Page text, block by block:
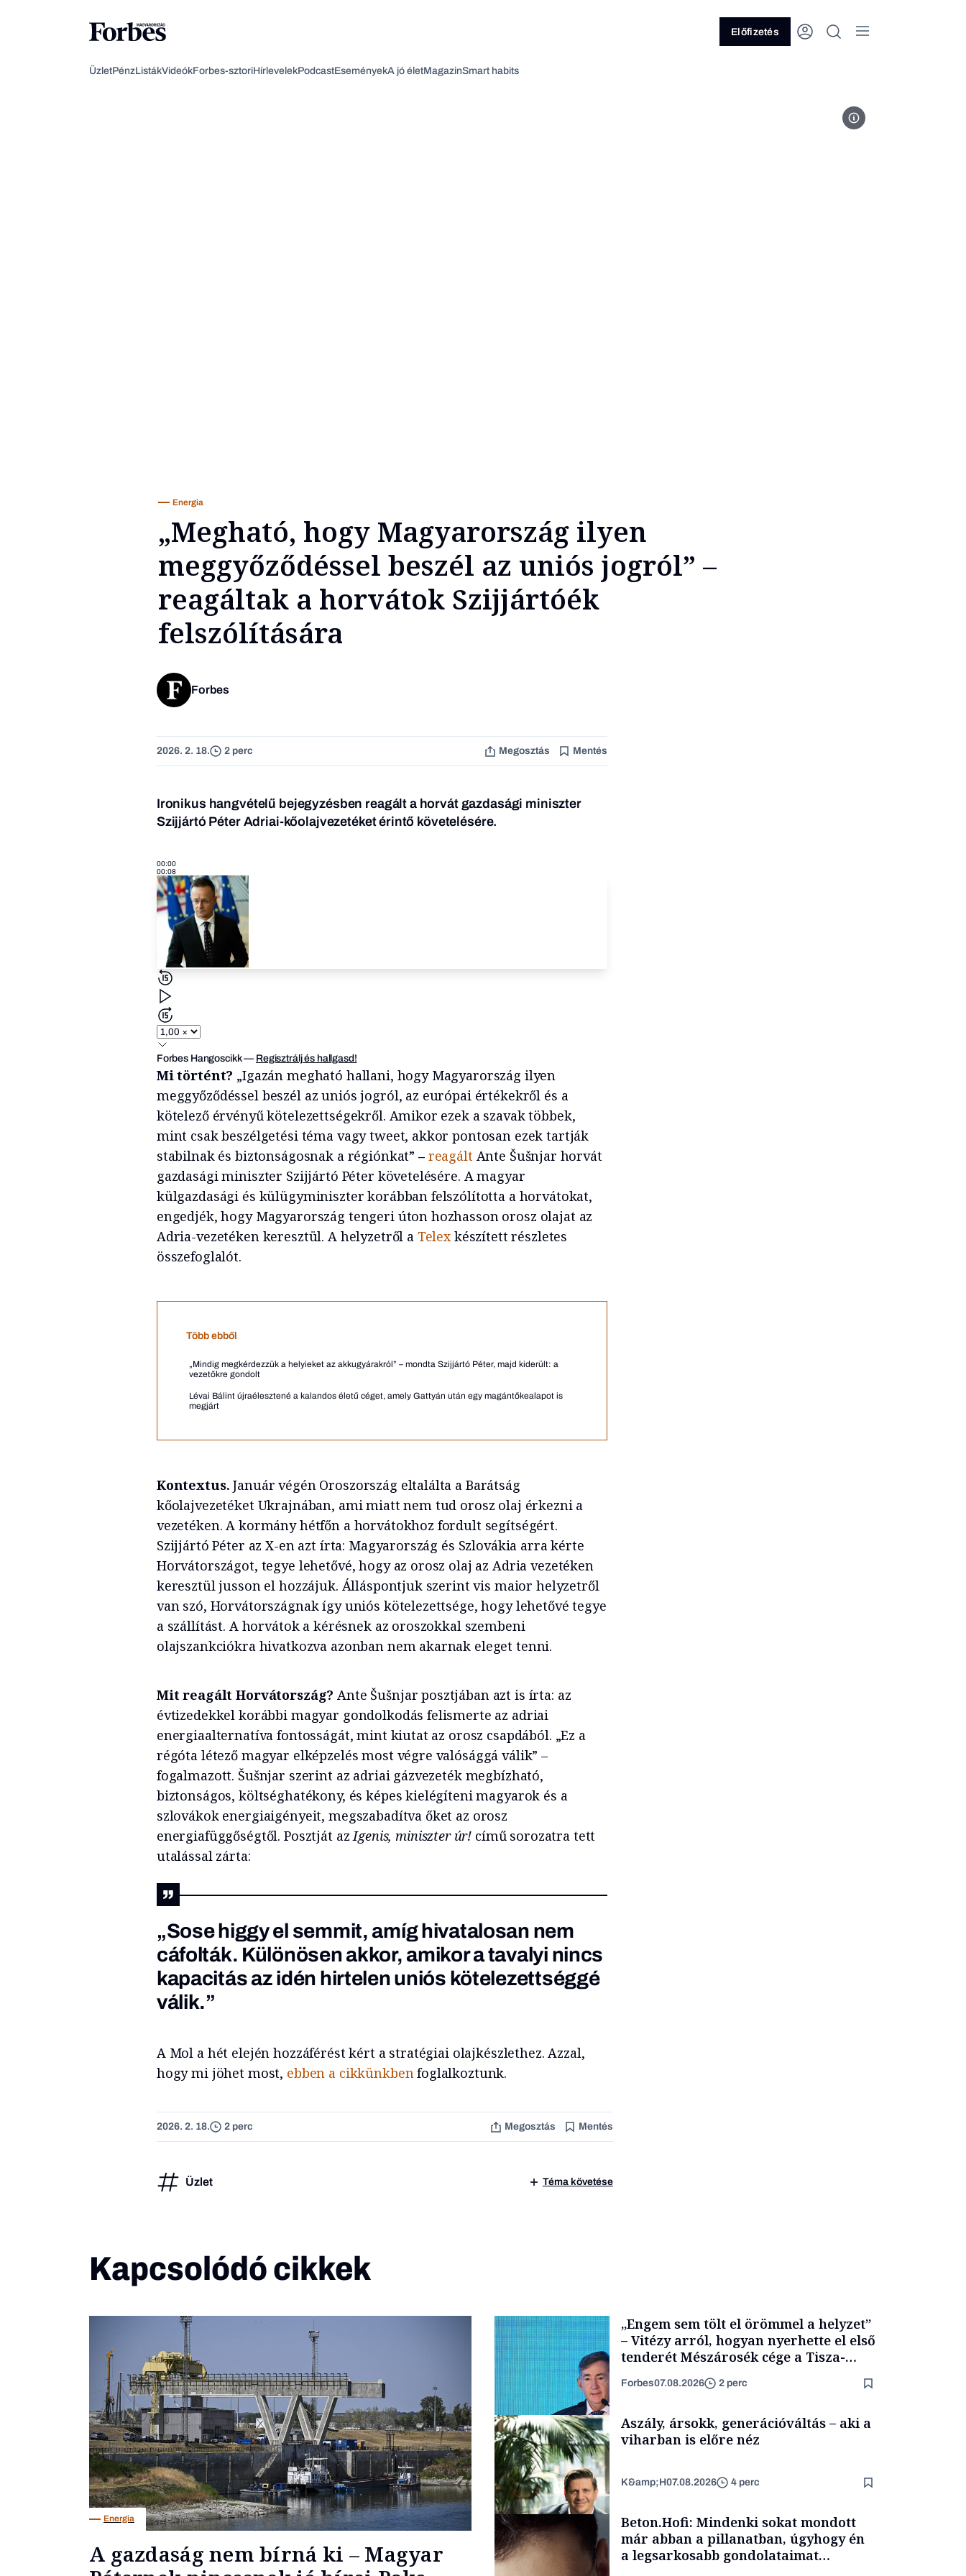
Előfizetés
ÜzletPénzListákVideókForbes-sztoriHírlevelekPodcastEseményekA jó életMagazinSmart habits
Fotó: Szijjártó Péter/Facebook
Energia
„Megható, hogy Magyarország ilyen
meggyőződéssel beszél az uniós jogról” –
reagáltak a horvátok Szijjártóék
felszólítására
Forbes
2026. 2. 18. 2 perc Megosztás Mentés
Ironikus hangvételű bejegyzésben reagált a horvát gazdasági miniszter
Szijjártó Péter Adriai-kőolajvezetéket érintő követelésére.
00:00
00:08
Forbes Hangoscikk— Regisztrálj és hallgasd!
Mi történt? „Igazán megható hallani, hogy Magyarország ilyen
meggyőződéssel beszél az uniós jogról, az európai értékekről és a
kötelező érvényű kötelezettségekről. Amikor ezek a szavak többek,
mint csak beszélgetési téma vagy tweet, akkor pontosan ezek tartják
stabilnak és biztonságosnak a régiónkat” – reagált Ante Šušnjar horvát
gazdasági miniszter Szijjártó Péter követelésére. A magyar
külgazdasági és külügyminiszter korábban felszólította a horvátokat,
engedjék, hogy Magyarország tengeri úton hozhasson orosz olajat az
Adria-vezetéken keresztül. A helyzetről a Telex készített részletes
összefoglalót.
Több ebből
„Mindig megkérdezzük a helyieket az akkugyárakról” – mondta Szijjártó Péter, majd kiderült: a
vezetőkre gondolt
Lévai Bálint újraélesztené a kalandos életű céget, amely Gattyán után egy magántőkealapot is
megjárt
Kontextus. Január végén Oroszország eltalálta a Barátság
kőolajvezetéket Ukrajnában, ami miatt nem tud orosz olaj érkezni a
vezetéken. A kormány hétfőn a horvátokhoz fordult segítségért.
Szijjártó Péter az X-en azt írta: Magyarország és Szlovákia arra kérte
Horvátországot, tegye lehetővé, hogy az orosz olaj az Adria vezetéken
keresztül jusson el hozzájuk. Álláspontjuk szerint vis maior helyzetről
van szó, Horvátországnak így uniós kötelezettsége, hogy lehetővé tegye
a szállítást. A horvátok a kérésnek az oroszokkal szembeni
olajszankciókra hivatkozva azonban nem akarnak eleget tenni.
Mit reagált Horvátország? Ante Šušnjar posztjában azt is írta: az
évtizedekkel korábbi magyar gondolkodás felismerte az adriai
energiaalternatíva fontosságát, mint kiutat az orosz csapdából. „Ez a
régóta létező magyar elképzelés most végre valósággá válik” –
fogalmazott. Šušnjar szerint az adriai gázvezeték megbízható,
biztonságos, költséghatékony, és képes kielégíteni magyarok és a
szlovákok energiaigényeit, megszabadítva őket az orosz
energiafüggőségtől. Posztját az Igenis, miniszter úr! című sorozatra tett
utalással zárta:
„Sose higgy el semmit, amíg hivatalosan nem
cáfolták. Különösen akkor, amikor a tavalyi nincs
kapacitásaz idén hirtelenuniós kötelezettséggé
válik.”
A Mol a hét elején hozzáférést kért a stratégiai olajkészlethez. Azzal,
hogy mi jöhet most, ebben a cikkünkbenfoglalkoztunk.
2026. 2. 18. 2 perc Megosztás Mentés
Üzlet Téma követése
Kapcsolódó cikkek
Energia
A gazdaság nem bírná ki – Magyar
„Engem sem tölt el örömmel a helyzet”
– Vitézy arról, hogyan nyerhette el első
tenderét Mészárosék cége a Tisza-
Forbes07.08.2026 2 perc
Aszály, ársokk, generációváltás – aki a
viharban is előre néz
K&amp;H07.08.2026 4 perc
Beton.Hofi: Mindenki sokat mondott
már abban a pillanatban, úgyhogy én
a legsarkosabb gondolataimat